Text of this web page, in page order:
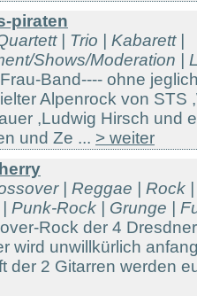
piraten
| Trio | Kabarett |
Shows/Moderation |
Band---- ohne
Alpenrock von STS
,Ludwig Hirsch und
und Ze ... > weiter
| Reggae | Rock
Punk-Rock | Grunge |
Rock der 4
wird unwillkürlich
der 2 Gitarren werden